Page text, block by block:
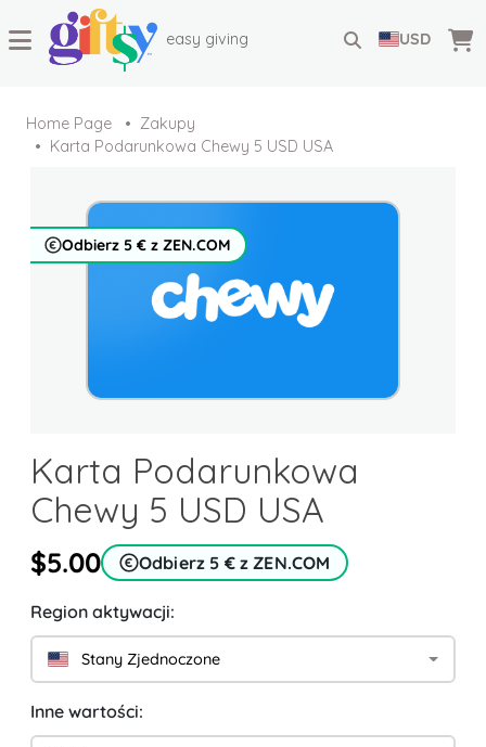
easy giving USD
Home Page
Zakupy
Karta Podarunkowa Chewy 5 USD USA
Odbierz 5 € z ZEN.COM
Karta Podarunkowa
Chewy 5 USD USA
$5.00 Odbierz 5 € z ZEN.COM
Region aktywacji:
Stany Zjednoczone
Inne wartości: